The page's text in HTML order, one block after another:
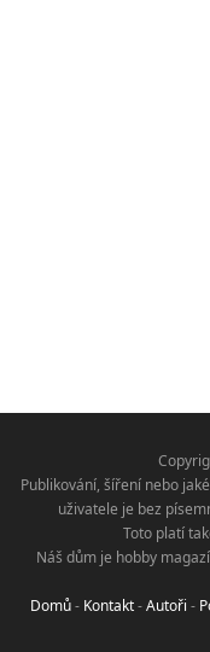
Publikování, šíření nebo
uživatele je bez
Toto platí
Náš dům je hobby
Domů- Kontakt-Autoři -